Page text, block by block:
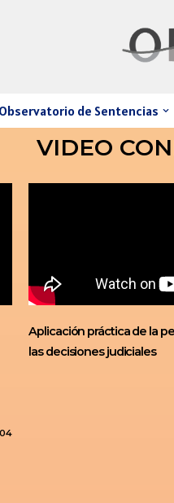
Observatorio de Sentencias
VIDEO
Aplicación práctica de la
las decisiones judiciales